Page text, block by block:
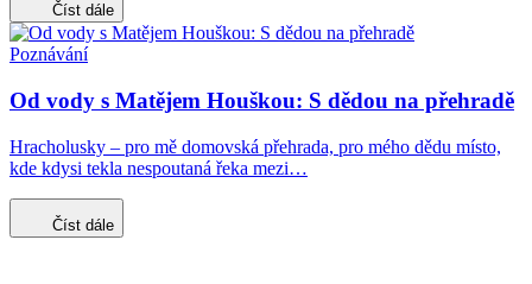
Číst dále
Poznávání
Od vody s Matějem Houškou: S dědou na přehradě
Hracholusky – pro mě domovská přehrada, pro mého dědu místo,
kde kdysi tekla nespoutaná řeka mezi…
Číst dále